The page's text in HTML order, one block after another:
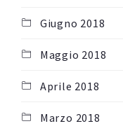
Giugno 2018
Maggio 2018
Aprile 2018
Marzo 2018